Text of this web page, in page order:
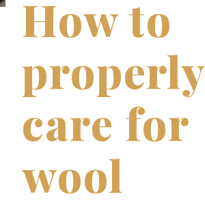
How to
properly
care for
wool